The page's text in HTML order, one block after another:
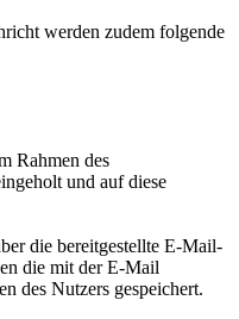
werden zudem folgende
Rahmen des
und auf diese
die bereitgestellte E-Mail-
die mit der E-Mail
des Nutzers gespeichert.